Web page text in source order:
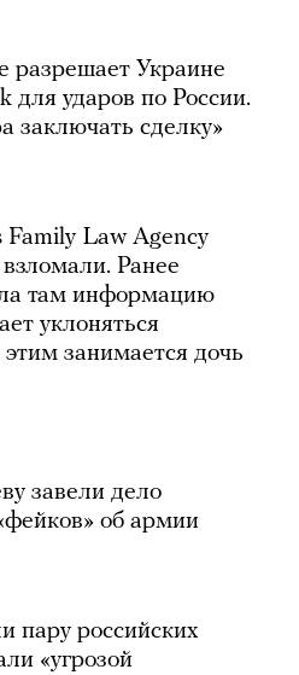
разрешает Украине
для ударов по России.
заключать сделку»
Law Agency
взломали. Ранее
там информацию
уклоняться
занимается дочь
завели дело
об армии
пару российских
«угрозой